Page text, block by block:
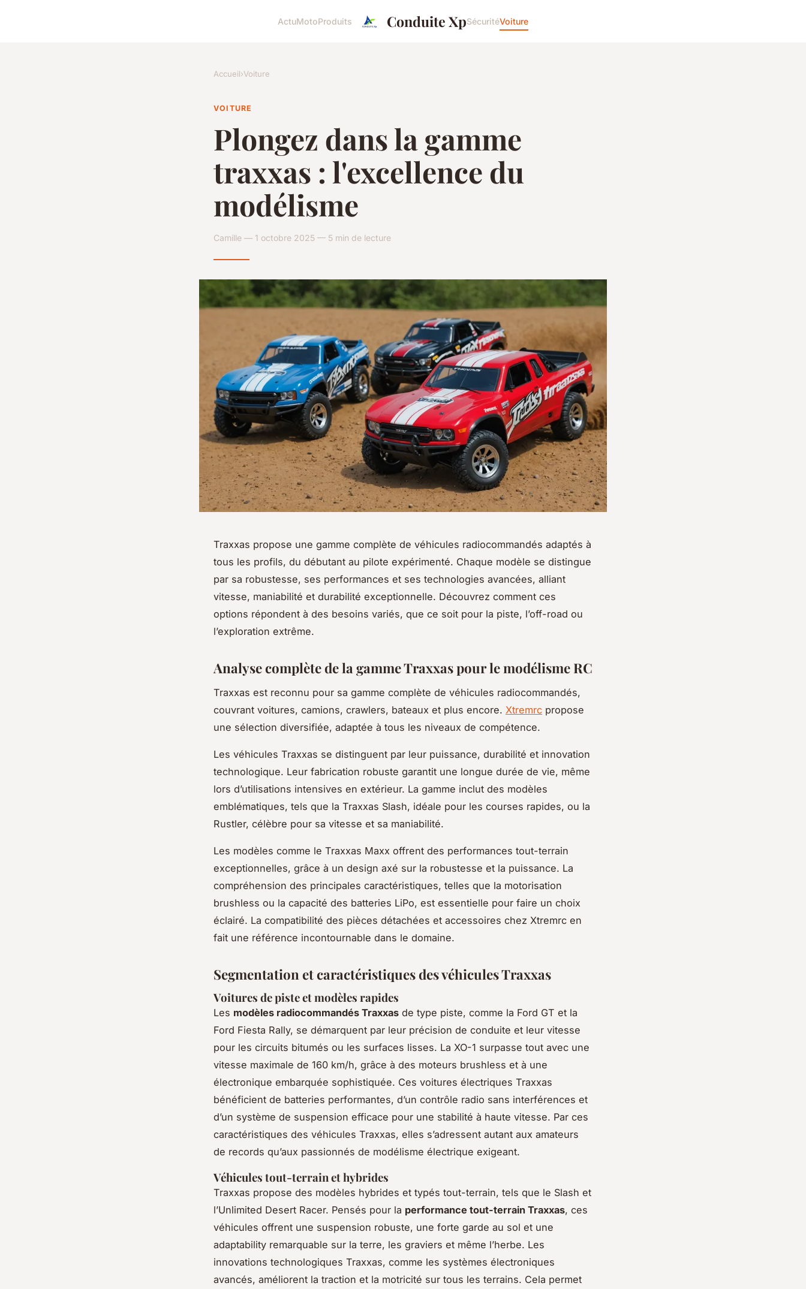
ActuMotoProduits Conduite XpSécuritéVoiture
Accueil›Voiture
VOITURE
Plongez dans la gamme
traxxas : l'excellence du
modélisme
Camille — 1 octobre 2025 — 5 min de lecture
Traxxas propose une gamme complète de véhicules radiocommandés adaptés à
tous les profils, du débutant au pilote expérimenté. Chaque modèle se distingue
par sa robustesse, ses performances et ses technologies avancées, alliant
vitesse, maniabilité et durabilité exceptionnelle. Découvrez comment ces
options répondent à des besoins variés, que ce soit pour la piste, l’off-road ou
l’exploration extrême.
Analyse complète de la gamme Traxxas pour le modélisme RC
Traxxas est reconnu pour sa gamme complète de véhicules radiocommandés,
couvrant voitures, camions, crawlers, bateaux et plus encore. Xtremrc propose
une sélection diversifiée, adaptée à tous les niveaux de compétence.
Les véhicules Traxxas se distinguent par leur puissance, durabilité et innovation
technologique. Leur fabrication robuste garantit une longue durée de vie, même
lors d’utilisations intensives en extérieur. La gamme inclut des modèles
emblématiques, tels que la Traxxas Slash, idéale pour les courses rapides, ou la
Rustler, célèbre pour sa vitesse et sa maniabilité.
Les modèles comme le Traxxas Maxx offrent des performances tout-terrain
exceptionnelles, grâce à un design axé sur la robustesse et la puissance. La
compréhension des principales caractéristiques, telles que la motorisation
brushless ou la capacité des batteries LiPo, est essentielle pour faire un choix
éclairé. La compatibilité des pièces détachées et accessoires chez Xtremrc en
fait une référence incontournable dans le domaine.
Segmentation et caractéristiques des véhicules Traxxas
Voitures de piste et modèles rapides
Les modèles radiocommandés Traxxas de type piste, comme la Ford GT et la
Ford Fiesta Rally, se démarquent par leur précision de conduite et leur vitesse
pour les circuits bitumés ou les surfaces lisses. La XO-1 surpasse tout avec une
vitesse maximale de 160 km/h, grâce à des moteurs brushless et à une
électronique embarquée sophistiquée. Ces voitures électriques Traxxas
bénéficient de batteries performantes, d’un contrôle radio sans interférences et
d’un système de suspension efficace pour une stabilité à haute vitesse. Par ces
caractéristiques des véhicules Traxxas, elles s’adressent autant aux amateurs
de records qu’aux passionnés de modélisme électrique exigeant.
Véhicules tout-terrain et hybrides
Traxxas propose des modèles hybrides et typés tout-terrain, tels que le Slash et
l’Unlimited Desert Racer. Pensés pour la performance tout-terrain Traxxas, ces
véhicules offrent une suspension robuste, une forte garde au sol et une
adaptability remarquable sur la terre, les graviers et même l’herbe. Les
innovations technologiques Traxxas, comme les systèmes électroniques
avancés, améliorent la traction et la motricité sur tous les terrains. Cela permet